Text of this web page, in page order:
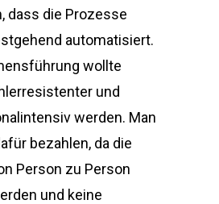
dass die Prozesse
automatisiert.
wollte
und
werden. Man
bezahlen, da die
Person zu Person
und keine